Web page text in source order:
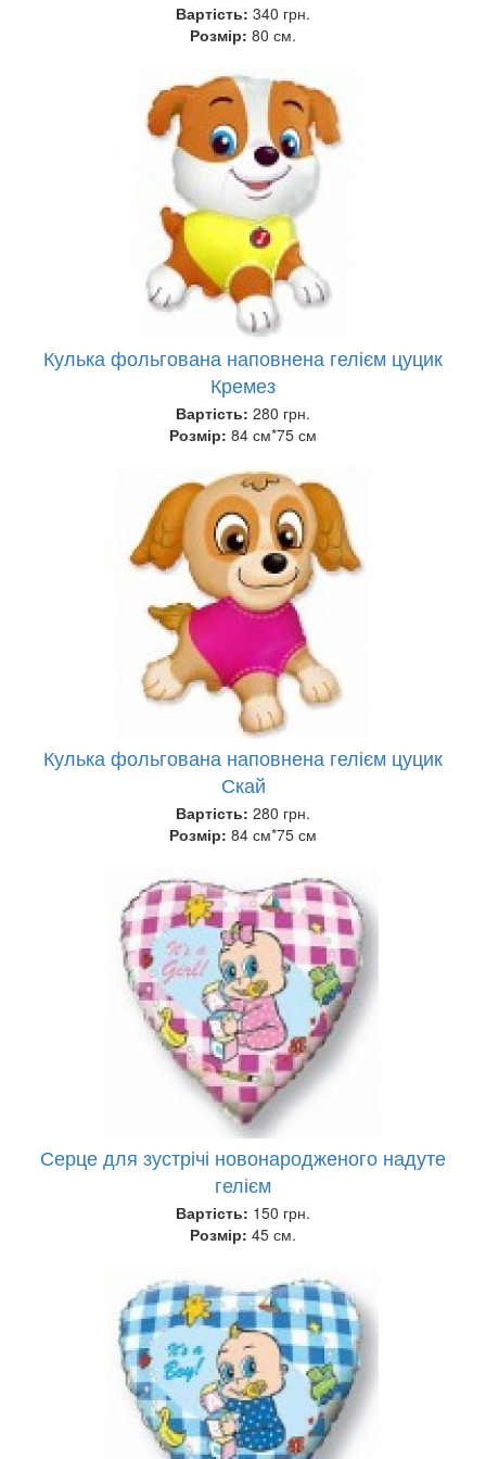
Вартість: 340 грн.
Розмір: 80 см.
Кулька фольгована наповнена гелієм цуцик
Кремез
Вартість: 280 грн.
Розмір: 84 см*75 см
Кулька фольгована наповнена гелієм цуцик
Скай
Вартість: 280 грн.
Розмір: 84 см*75 см
Серце для зустрічі новонародженого надуте
гелієм
Вартість: 150 грн.
Розмір: 45 см.